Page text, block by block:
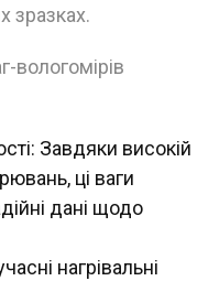
зразках.
вологомірів
Завдяки високій
ці ваги
дані щодо
нагрівальні